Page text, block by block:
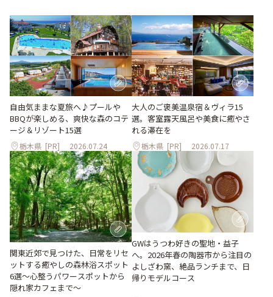
自由気ままな夏旅へ♪プールや
BBQが楽しめる、爽快な森のコテ
ージ＆リゾート15選
栃木県 [PR] 2026.07.24
大人のご褒美温泉宿＆ヴィラ15
選。客室露天風呂や美食に癒やさ
れる滞在を
栃木県 [PR] 2026.07.17
関東近郊で見つけた、日常をリセ
ットする癒やしの森林浴スポット
6選～心整うパワースポットから
隠れ家カフェまで～
GWはうつわ好きの聖地・益子
へ。2026年春の陶器市から注目の
よしざわ窯、絶品ランチまで、日
帰りモデルコース